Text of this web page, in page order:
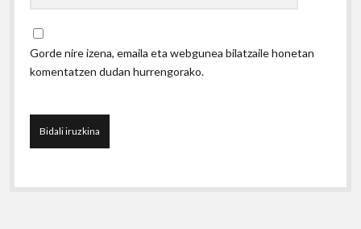
Gorde nire izena, emaila eta webgunea bilatzaile honetan
komentatzen dudan hurrengorako.